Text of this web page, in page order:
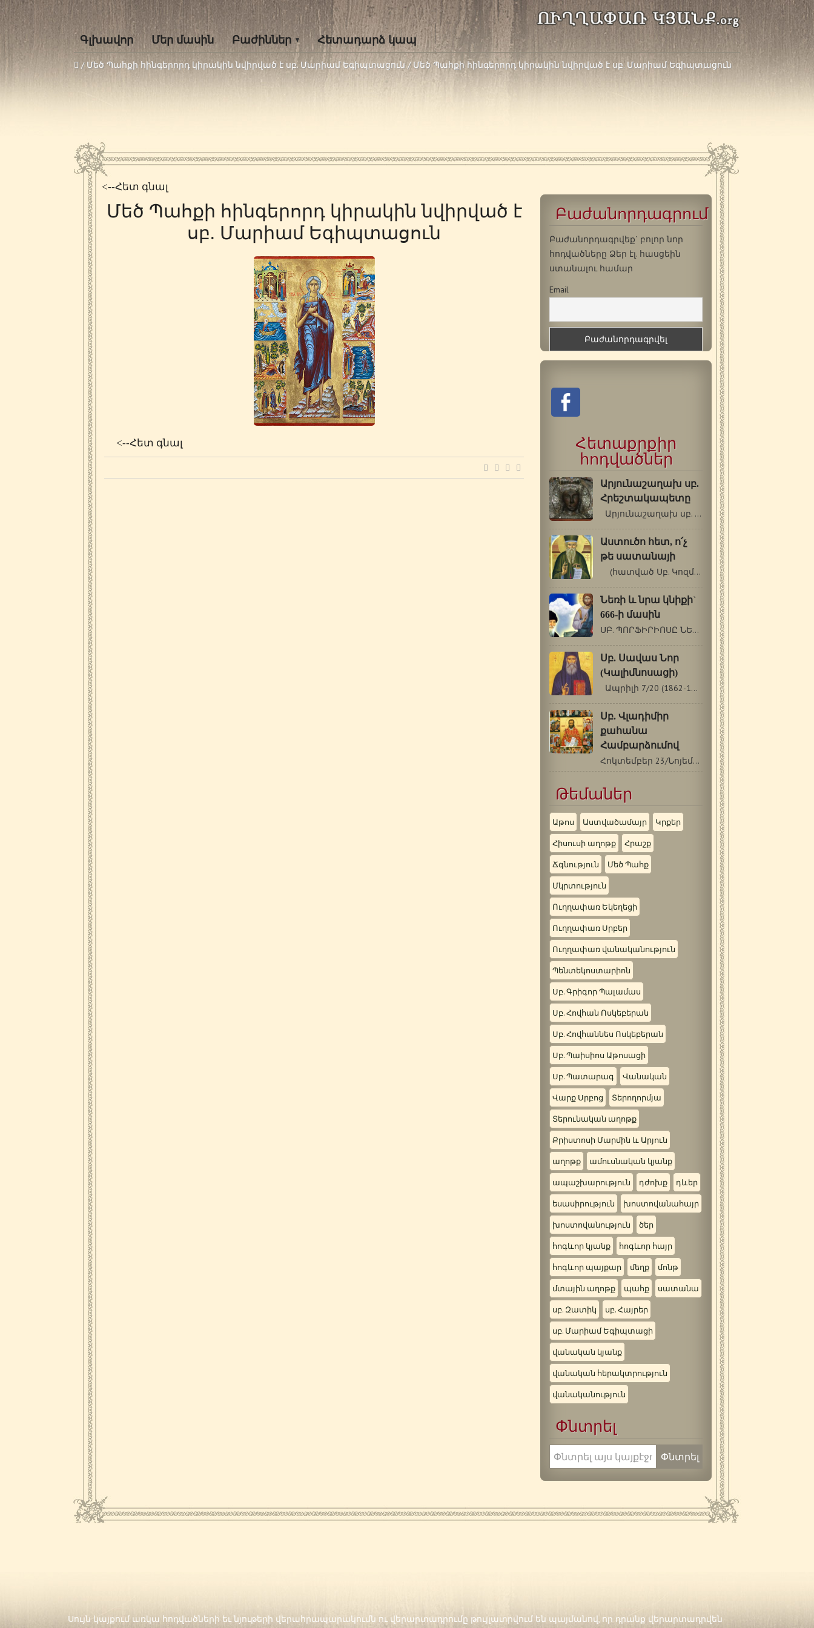
Գլխավոր Մեր մասին Բաժիններ Հետադարձ կապ
/ Մեծ Պահքի հինգերորդ կիրակին նվիրված է սբ. Մարիամ Եգիպտացուն/Մեծ Պահքի հինգերորդ կիրակին նվիրված է սբ. Մարիամ Եգիպտացուն
<--Հետ գնալ
Մեծ Պահքի հինգերորդ կիրակին նվիրված է
սբ. Մարիամ Եգիպտացուն
<--Հետ գնալ
Բաժանորդագրում
Բաժանորդագրվեք` բոլոր նոր
հոդվածները Ձեր էլ. հասցեին
ստանալու համար
Email
Հետաքրքիր
հոդվածներ
Արյունաշաղախ սբ.
Հրեշտակապետը
Արյունաշաղախ սբ. Հրեշտակապետը …
Աստուծո հետ, ո՛չ
թե սատանայի
(հատված Սբ. Կոզմաս Էտոլացու…
Նեռի և նրա կնիքի`
666-ի մասին
ՍԲ. ՊՈՐՖԻՐԻՈՍԸ ՆԵՌԻ ԵՎ ՆՐԱ ԿՆԻՔԻ`…
Սբ. Սավաս Նոր
(Կալիմնոսացի)
Ապրիլի 7/20 (1862-1948թթ.) Սբ. Սավասը…
Սբ. Վլադիմիր
քահանա
Համբարձումով
Հոկտեմբեր 23/Նոյեմբեր 5 Քրիստոսի…
Թեմաներ
Աթոս Աստվածամայր Կրքեր
Հիսուսի աղոթք Հրաշք
Ճգնություն Մեծ Պահք
Մկրտություն
Ուղղափառ Եկեղեցի
Ուղղափառ Սրբեր
Ուղղափառ վանականություն
Պենտեկոստարիոն
Սբ. Գրիգոր Պալամաս
Սբ. Հովհան Ոսկեբերան
Սբ. Հովհաննես Ոսկեբերան
Սբ. Պաիսիոս Աթոսացի
Սբ. Պատարագ Վանական
Վարք Սրբոց Տերողորմյա
Տերունական աղոթք
Քրիստոսի Մարմին և Արյուն
աղոթք ամուսնական կյանք
ապաշխարություն դժոխք դևեր
եսասիրություն խոստովանահայր
խոստովանություն ծեր
հոգևոր կյանք հոգևոր հայր
հոգևոր պայքար մեղք մոնթ
մտային աղոթք պահք սատանա
սբ. Զատիկ սբ. Հայրեր
սբ. Մարիամ Եգիպտացի
վանական կյանք
վանական հերակտրություն
վանականություն
Փնտրել
Սույն կայքում առկա հոդվածների եւ նյութերի վերահրապարակումն ու վերարտադրումը թույլատրվում են պայմանով, որ դրանք վերարտադրվեն